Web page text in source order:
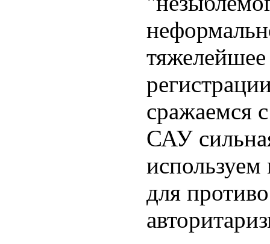
сражаемся
САУ
для